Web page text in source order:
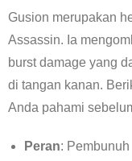
Gusion merupakan
Assassin. Ia
burst damage yang
di tangan kanan.
Anda pahami
Peran: Pembunuh